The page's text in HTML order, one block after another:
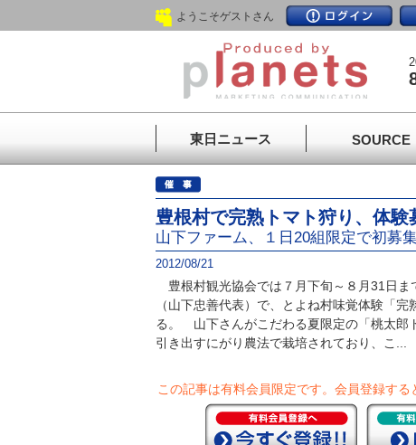
ようこそゲストさん
東日ニュース SOURCE
豊根村で完熟トマト狩り、体験
山下ファーム、１日20組限定で初募
2012/08/21
豊根村観光協会では７月下旬～８月31日ま
（山下忠善代表）で、とよね村味覚体験「
る。 山下さんがこだわる夏限定の「桃太郎
引き出すにがり農法で栽培されており、こ...
この記事は有料会員限定です。 会員登録する